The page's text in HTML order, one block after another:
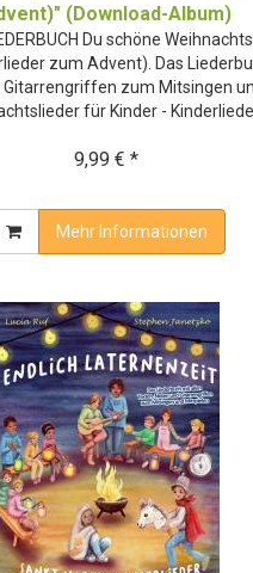
(Download-Album)
Du schöne
zum Advent). Das
zum Mitsingen
für Kinder -
9,99 € *
Mehr Informationen